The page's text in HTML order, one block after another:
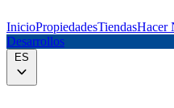
InicioPropiedadesTiendasHacer
Desarrollos